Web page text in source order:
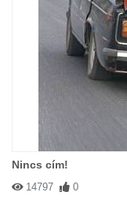
Nincs cím!
14797 0